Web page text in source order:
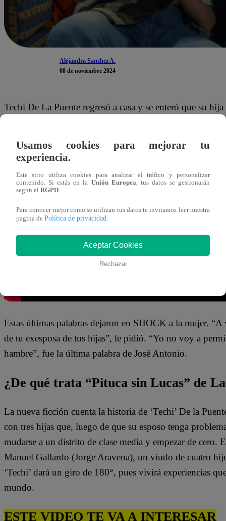
Alejandra Sanchez A.
08 de noviembre 2024
Techi De La Puente regresó a casa y se enteró que su
papá. Por eso la mujer decidió encarar a José Antonio
“¿Qué te crees? ¿Que puedes tomar decisiones solo?
“Tu criterio deja mucho que desear. Belén está hecha
tu vida lo que te dé la gana, pero yo voy a poner
¿Qué quieres ¿que esta casa termine siendo un
Estas últimas palabras dejaron en SHOCK a la mujer.
de tu exesposa de tus hijas”, le pidió. “Yo no voy a
hambre”, fue la última palabra de José Antonio.
¿De qué trata “Pituca sin Lucas” de
La nueva ficción cuenta la historia de ‘Techi’ De la
con tres hijas que, luego de que su esposo tenga
mudarse a un distrito de clase media y empezar de cero.
Manuel Gallardo (Jorge Aravena), un viudo de cuatro
‘Techi’ dará un giro de 180°, pues vivirá experiencias
mundo.
ESTE VIDEO TE VA A INTERESAR
Usamos cookies para mejorar tu
experiencia.
Este sitio utiliza cookies para analizar el tráfico y personalizar
contenido. Si estás en la Unión Europea, tus datos se gestionarán
según el RGPD.
Para conocer mejor como se utilizan tus datos te invitamos leer nuestra
pagina de Política de privacidad.
Aceptar Cookies
Rechazar